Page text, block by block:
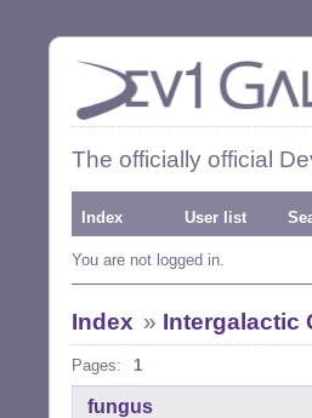
The officially official
Index User list
You are not logged in.
Index » Intergalactic
Pages: 1
fungus